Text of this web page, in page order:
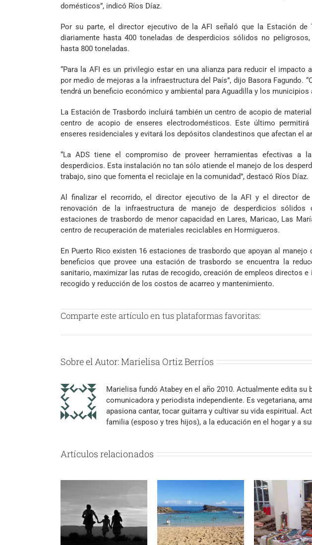
domésticos”, indicó Ríos Díaz.
Por su parte, el director ejecutivo de la AFI señaló que la Estación de
diariamente hasta 400 toneladas de desperdicios sólidos no
hasta 800 toneladas.
“Para la AFI es un privilegio estar en una alianza para reducir el
por medio de mejoras a la infraestructura del País”, dijo Basora Fagundo.
tendrá un beneficio económico y ambiental para Aguadilla y los municipios
La Estación de Trasbordo incluirá también un centro de acopio de
centro de acopio de enseres electrodomésticos. Este último
enseres residenciales y evitará los depósitos clandestinos que afectan el
“La ADS tiene el compromiso de proveer herramientas efectivas a
desperdicios. Esta instalación no tan sólo atiende el manejo de los
trabajo, sino que fomenta el reciclaje en la comunidad”, destacó Ríos Díaz.
Al finalizar el recorrido, el director ejecutivo de la AFI y el director de
renovación de la infraestructura de manejo de desperdicios
estaciones de trasbordo de menor capacidad en Lares, Maricao, Las
centro de recuperación de materiales reciclables en Hormigueros.
En Puerto Rico existen 16 estaciones de trasbordo que apoyan al
beneficios que provee una estación de trasbordo se encuentra la
sanitario, maximizar las rutas de recogido, creación de empleos directos
recogido y reducción de los costos de acarreo y mantenimiento.
Comparte este artículo en tus plataformas favoritas:
Sobre el Autor:Marielisa Ortiz Berríos
Marielisa fundó Atabey en el año 2010. Actualmente edita su
comunicadora y periodista independiente. Es vegetariana,
apasiona cantar, tocar guitarra y cultivar su vida espiritual.
familia (esposo y tres hijos), a la educación en el hogar y a
Artículos relacionados